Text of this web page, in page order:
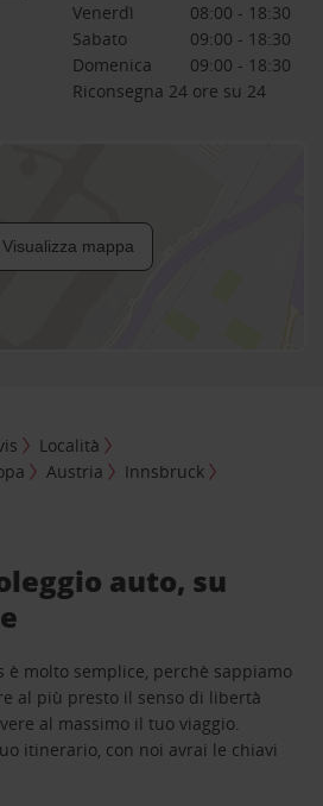
Venerdì
08:00 - 18:30
Sabato
09:00 - 18:30
Domenica
09:00 - 18:30
Riconsegna 24 ore su 24
Visualizza mappa
Località
Austria
Innsbruck
auto, su
è molto semplice, perchè sappiamo
al più presto il senso di libertà
al massimo il tuo viaggio.
itinerario, con noi avrai le chiavi